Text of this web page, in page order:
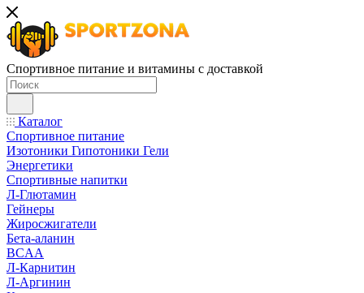
Спортивное питание и витамины с доставкой
Каталог
Спортивное питание
Изотоники Гипотоники Гели
Энергетики
Спортивные напитки
Л-Глютамин
Гейнеры
Жиросжигатели
Бета-аланин
BCAA
Л-Карнитин
Л-Аргинин